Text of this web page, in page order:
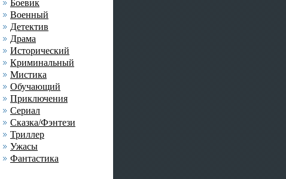
Боевик
Военный
Детектив
Драма
Исторический
Криминальный
Мистика
Обучающий
Приключения
Сериал
Сказка/Фэнтези
Триллер
Ужасы
Фантастика